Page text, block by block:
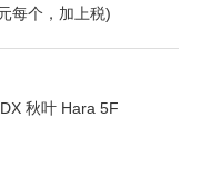
每个，加上税)
秋叶 Hara 5F